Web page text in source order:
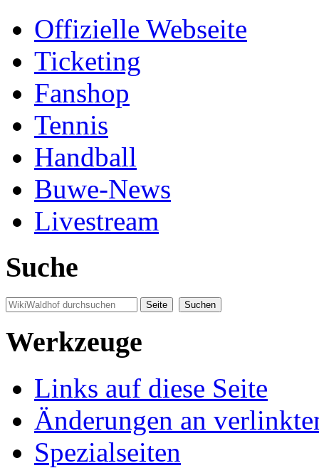
Offizielle Webseite
Ticketing
Fanshop
Tennis
Handball
Buwe-News
Livestream
Suche
Werkzeuge
Links auf diese Seite
Änderungen an
Spezialseiten